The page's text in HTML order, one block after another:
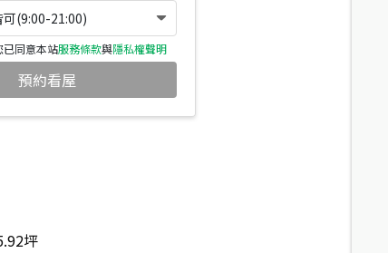
(9:00-21:00)
已同意本站服務條款與隱私權聲明
預約看屋
坪